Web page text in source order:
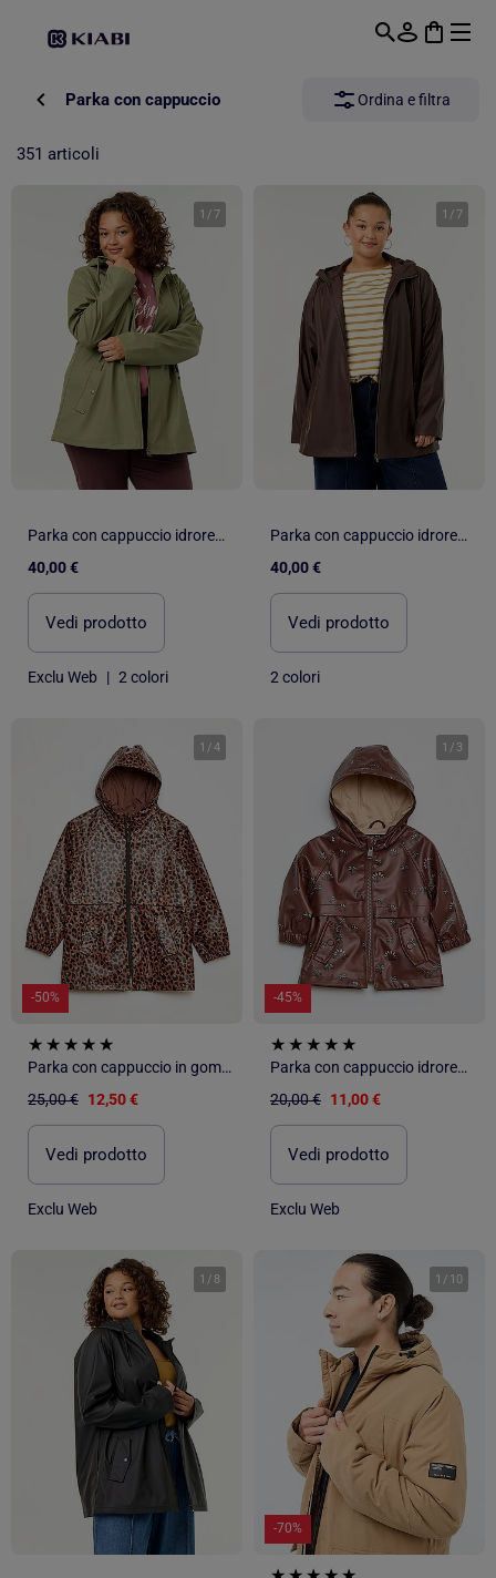
Parka con cappuccio Ordina e filtra
351 articoli
1 / 7
Parka con cappuccio idrorepellente
40,00 €
Vedi prodotto
Exclu Web | 2 colori
1 / 7
Parka con cappuccio idrorepellente
40,00 €
Vedi prodotto
2 colori
1 /4
-50%
Parka con cappuccio in gomma
25,00 € 12,50 €
Vedi prodotto
Exclu Web
1 / 3
-45%
Parka con cappuccio idrorepellente
20,00 € 11,00 €
Vedi prodotto
Exclu Web
1 / 8 1 / 10
-70%